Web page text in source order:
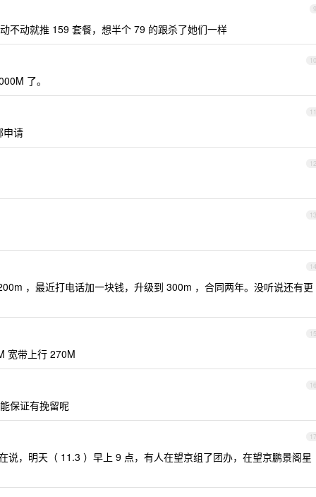
9
不动就推 159 套餐，想半个 79 的跟杀了她们一样
10
了。
11
申请
12
13
14
，最近打电话加一块钱，升级到 300m ，合同两年。没听说还有更
15
宽带上行 270M
16
保证有挽留呢
17
说，明天（ 11.3 ）早上 9 点，有人在望京组了团办，在望京鹏景阁星